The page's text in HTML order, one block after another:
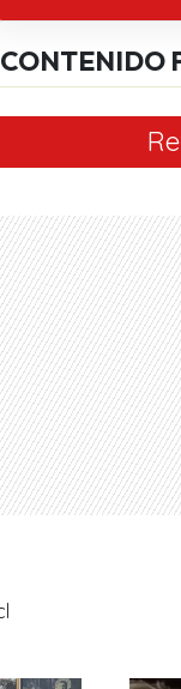
CONTENIDO